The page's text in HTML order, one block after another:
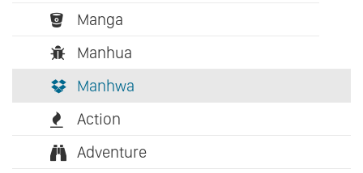
Manga
Manhua
Manhwa
Action
Adventure